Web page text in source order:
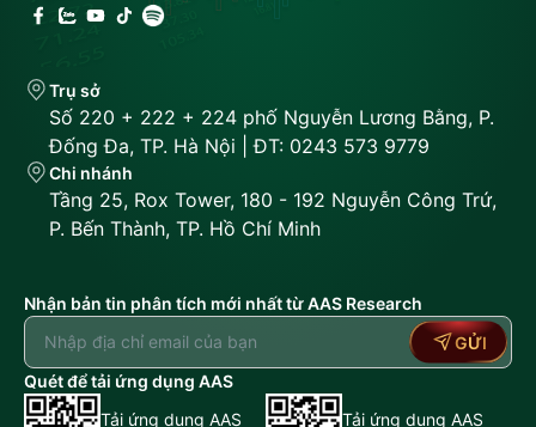
Trụ sở
Số 220 + 222 + 224 phố Nguyễn Lương Bằng, P.
Đống Đa, TP. Hà Nội | ĐT: 0243 573 9779
Chi nhánh
Tầng 25, Rox Tower, 180 - 192 Nguyễn Công Trứ,
P. Bến Thành, TP. Hồ Chí Minh
Nhận bản tin phân tích mới nhất từ AAS Research
GỬI
Quét để tải ứng dụng AAS
Tải ứng dụng AAS
Tải ứng dụng AAS